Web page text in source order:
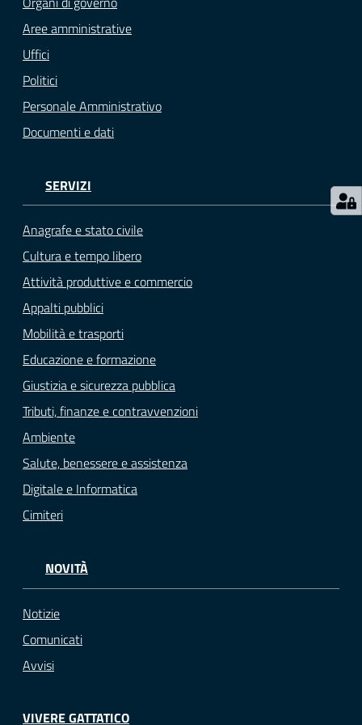
argomenti...
Seguici
su
Aree amministrative
Uffici
Politici
Personale Amministrativo
Documenti e dati
SERVIZI
Anagrafe e stato civile
Cultura e tempo libero
Attività produttive e commercio
Appalti pubblici
Mobilità e trasporti
Educazione e formazione
Giustizia e sicurezza pubblica
Tributi, finanze e contravvenzioni
Ambiente
Salute, benessere e assistenza
Digitale e Informatica
Cimiteri
NOVITÀ
Notizie
Comunicati
Avvisi
VIVERE GATTATICO